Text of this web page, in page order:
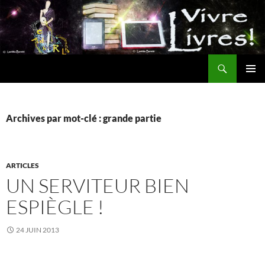
Aller
au
contenu
Archives par mot-clé : grande partie
ARTICLES
UN SERVITEUR BIEN
ESPIÈGLE !
24 JUIN 2013